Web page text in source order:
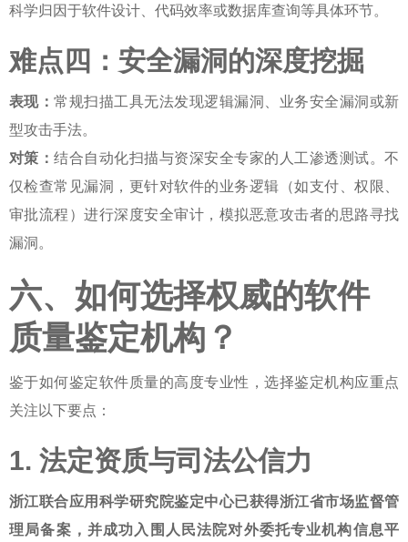
科学归因于软件设计、代码效率或数据库查询等具体环节。
难点四：安全漏洞的深度挖掘
表现：常规扫描工具无法发现逻辑漏洞、业务安全漏洞或新
型攻击手法。
对策：结合自动化扫描与资深安全专家的人工渗透测试。不
仅检查常见漏洞，更针对软件的业务逻辑（如支付、权限、
审批流程）进行深度安全审计，模拟恶意攻击者的思路寻找
漏洞。
六、如何选择权威的软件
质量鉴定机构？
鉴于如何鉴定软件质量的高度专业性，选择鉴定机构应重点
关注以下要点：
1. 法定资质与司法公信力
浙江联合应用科学研究院鉴定中心已获得浙江省市场监督管
理局备案，并成功入围人民法院对外委托专业机构信息平